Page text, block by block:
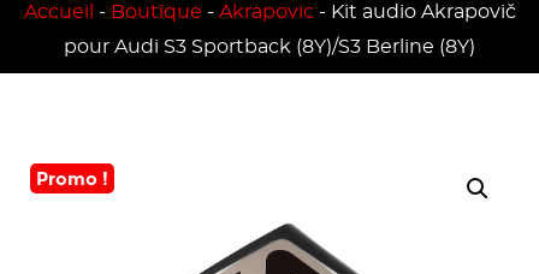
Accueil - Boutique - Akrapovic- Kit audio Akrapovič
pour Audi S3 Sportback (8Y)/S3 Berline (8Y)
Promo !